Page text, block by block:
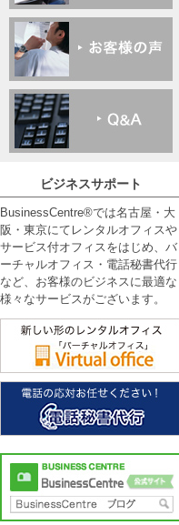
ビジネスサポート
BusinessCentre®では名古屋・大
阪・東京にてレンタルオフィスや
サービス付オフィスをはじめ、バ
ーチャルオフィス・電話秘書代行
など、お客様のビジネスに最適な
様々なサービスがございます。